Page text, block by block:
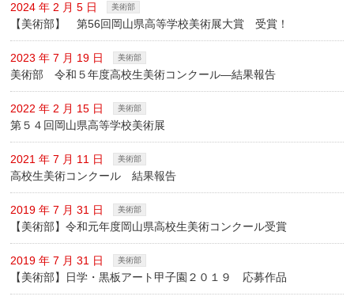
2024 年 2 月 5 日 美術部
【美術部】 第56回岡山県高等学校美術展大賞 受賞！
2023 年 7 月 19 日 美術部
美術部 令和５年度高校生美術コンクール―結果報告
2022 年 2 月 15 日 美術部
第５４回岡山県高等学校美術展
2021 年 7 月 11 日 美術部
高校生美術コンクール 結果報告
2019 年 7 月 31 日 美術部
【美術部】令和元年度岡山県高校生美術コンクール受賞
2019 年 7 月 31 日 美術部
【美術部】日学・黒板アート甲子園２０１９ 応募作品